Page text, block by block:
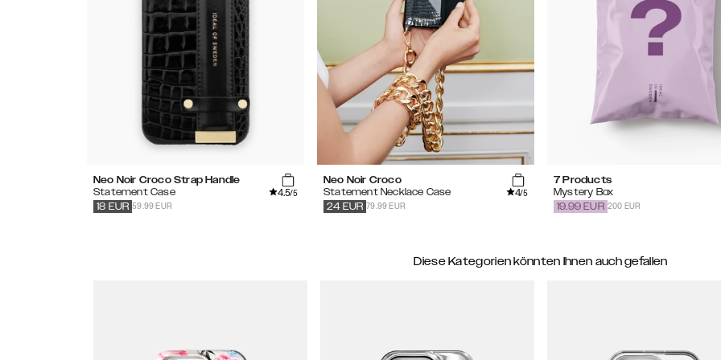
Neo Noir Croco Strap Handle
Statement Case
4.5/5
59.99 EUR
18 EUR
Neo Noir Croco
Statement Necklace Case
4/5
79.99 EUR
24 EUR
7 Products
Mystery Box
200 EUR
19.99 EUR
Diese Kategorien könnten Ihnen auch gefallen